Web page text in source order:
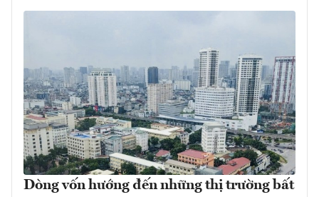
Dòng vốn hướng đến những thị trường bất